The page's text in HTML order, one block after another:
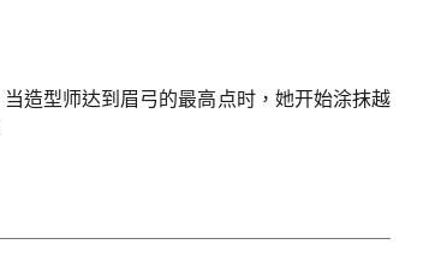
当造型师达到眉弓的最高点时，她开始涂抹越